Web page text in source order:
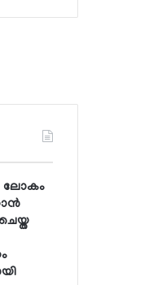
ലോകം